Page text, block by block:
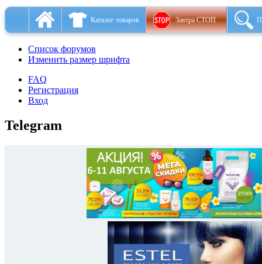
Каталог товаров Завтра СТОП
Список форумов
Изменить размер шрифта
FAQ
Регистрация
Вход
Telegram